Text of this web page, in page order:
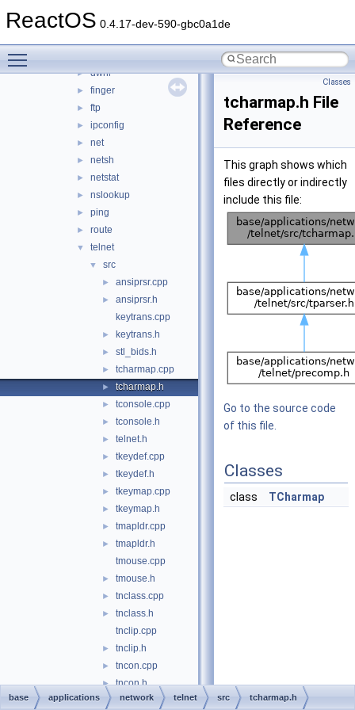
ReactOS 0.4.17-dev-590-gbc0a1de
► mstsc
► dwnl
► finger
► ftp
► ipconfig
► net
► netsh
► netstat
► nslookup
► ping
► route
▼ telnet
▼ src
► ansiprsr.cpp
►
ansiprsr.h
keytrans.cpp
► keytrans.h
► stl_bids.h
► tcharmap.cpp
► tcharmap.h
► tconsole.cpp
► tconsole.h
► telnet.h
► tkeydef.cpp
► tkeydef.h
► tkeymap.cpp
► tkeymap.h
► tmapldr.cpp
►
tmapldr.h
tmouse.cpp
► tmouse.h
► tnclass.cpp
►
tnclass.h
tnclip.cpp
► tnclip.h
► tncon.cpp
► tncon.h
► tnconfig.cpp
Classes
tcharmap.h File
Reference
This graph shows which
files directly or indirectly
include this file:
Go to the source code
of this file.
Classes
class TCharmap
base applications network telnet src tcharmap.h